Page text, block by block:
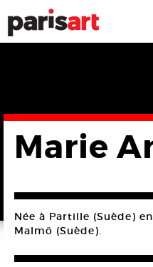
Marie
Née à Partille (Suède)
Malmö (Suède).